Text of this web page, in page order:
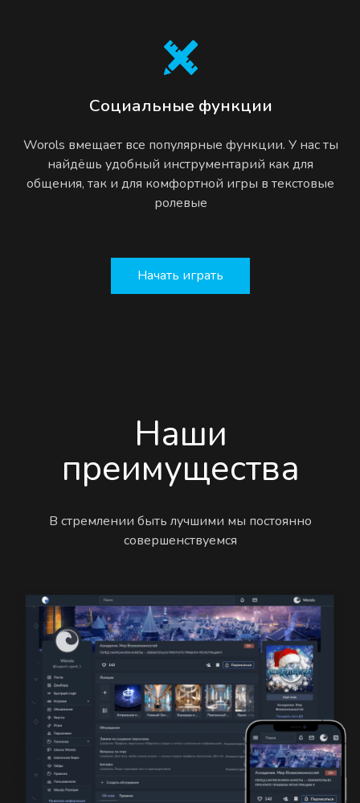
Социальные функции
Worols вмещает все популярные функции. У нас ты
найдёшь удобный инструментарий как для
общения, так и для комфортной игры в текстовые
ролевые
Начать играть
Наши
преимущества
В стремлении быть лучшими мы постоянно
совершенствуемся